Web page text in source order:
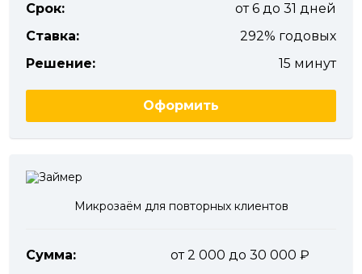
Срок:
от 6 до 31 дней
Ставка:
292% годовых
Решение:
15 минут
Оформить
Микрозаём для повторных клиентов
Сумма:
от 2 000 до 30 000